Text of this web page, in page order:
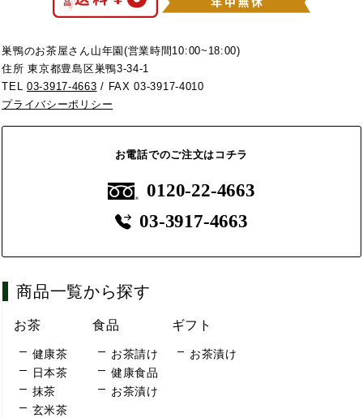
巣鴨のお茶屋さん山年園(営業時間10:00~18:00)
住所 東京都豊島区巣鴨3-34-1
TEL03-3917-4663 / FAX 03-3917-4010
プライバシーポリシー
お電話でのご注文はコチラ
0120-22-4663
03-3917-4663
商品一覧から探す
お茶
健康茶
日本茶
抹茶
玄米茶
食品
お茶請け
健康食品
お茶漬け
ギフト
お茶漬け